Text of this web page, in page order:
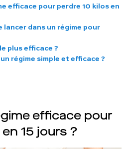
efficace pour perdre 10 kilos en
dans un régime pour
plus efficace ?
régime simple et efficace ?
efficace pour
15 jours ?